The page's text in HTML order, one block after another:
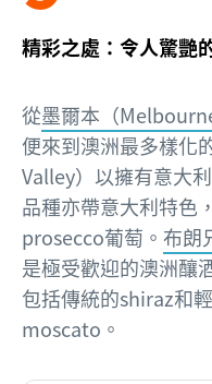
精彩之處：令人驚艷
從墨爾本（Melbourne
便來到澳洲最多樣化
Valley）以擁有意大
品種亦帶意大利特色
prosecco葡萄。 布朗
是極受歡迎的澳洲釀
包括傳統的shiraz和
moscato。